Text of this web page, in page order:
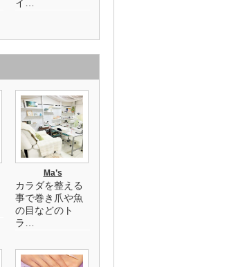
イ…
Ma’s
カラダを整える
事で巻き爪や魚
の目などのト
ラ…